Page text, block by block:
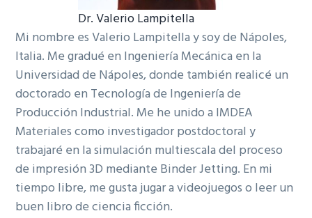
Dr. Valerio Lampitella
Mi nombre es Valerio Lampitella y soy de Nápoles,
Italia. Me gradué en Ingeniería Mecánica en la
Universidad de Nápoles, donde también realicé un
doctorado en Tecnología de Ingeniería de
Producción Industrial. Me he unido a IMDEA
Materiales como investigador postdoctoral y
trabajaré en la simulación multiescala del proceso
de impresión 3D mediante Binder Jetting. En mi
tiempo libre, me gusta jugar a videojuegos o leer un
buen libro de ciencia ficción.